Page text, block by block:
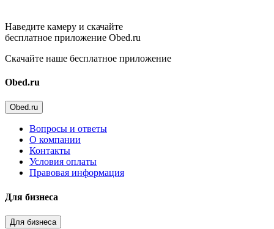
Наведите камеру и скачайте
бесплатное приложение Obed.ru
Скачайте наше бесплатное приложение
Obed.ru
Obed.ru
Вопросы и ответы
О компании
Контакты
Условия оплаты
Правовая информация
Для бизнеса
Для бизнеса